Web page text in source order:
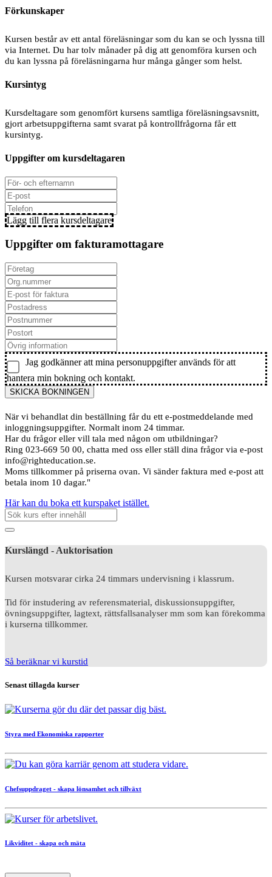
Förkunskaper
Kursen består av ett antal föreläsningar som du kan se och lyssna till
via Internet. Du har tolv månader på dig att genomföra kursen och
du kan lyssna på föreläsningarna hur många gånger som helst.
Kursintyg
Kursdeltagare som genomfört kursens samtliga föreläsningsavsnitt,
gjort arbetsuppgifterna samt svarat på kontrollfrågorna får ett
kursintyg.
Uppgifter om kursdeltagaren
Lägg till flera kursdeltagare
Uppgifter om fakturamottagare
Jag godkänner att mina personuppgifter används för att
hantera min bokning och kontakt.
SKICKA BOKNINGEN
När vi behandlat din beställning får du ett e-postmeddelande med
inloggningsuppgifter. Normalt inom 24 timmar.
Har du frågor eller vill tala med någon om utbildningar?
Ring 023-669 50 00, chatta med oss eller ställ dina frågor via e-post
info@righteducation.se.
Moms tillkommer på priserna ovan. Vi sänder faktura med e-post att
betala inom 10 dagar."
Här kan du boka ett kurspaket istället.
Kurslängd - Auktorisation
Kursen motsvarar cirka 24 timmars undervisning i klassrum.
Tid för instudering av referensmaterial, diskussionsuppgifter,
övningsuppgifter, lagtext, rättsfallsanalyser mm som kan förekomma
i kurserna tillkommer.
Så beräknar vi kurstid
Senast tillagda kurser
Styra med Ekonomiska rapporter
Chefsuppdraget - skapa lönsamhet och tillväxt
Likviditet - skapa och mäta